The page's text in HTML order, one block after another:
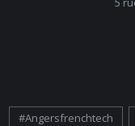
#angersfrenchtech